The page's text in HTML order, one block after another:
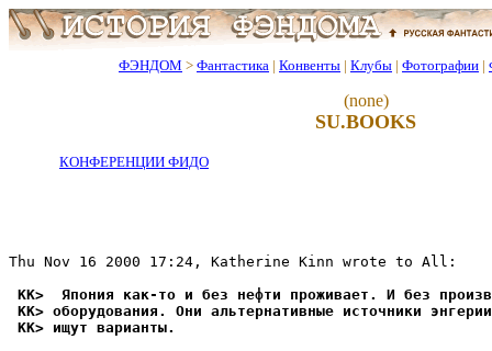
ФЭНДОМ > Фантастика | Конвенты | Клубы | Фотографии |
(none)
SU.BOOKS
КОНФЕРЕНЦИИ ФИДО
Thu Nov 16 2000 17:24, Katherine Kinn wrote to All:
KK>  Япония как-то и без нефти проживает. И без
KK> оборудования. Они альтернативные источники
KK> ищут варианты.